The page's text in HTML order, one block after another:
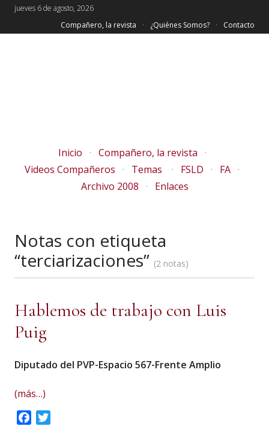
jueves 6 de agosto, 2026
Compañero, la revista
¿Quiénes Somos? Contacto
Inicio
Compañero, la revista
Videos Compañeros
Temas FSLD
FA
Archivo 2008
Enlaces
Notas con etiqueta
“terciarizaciones”
2 notas
Hablemos de trabajo con Luis
Puig
Diputado del PVP-Espacio 567-Frente Amplio
(más…)
Facebook